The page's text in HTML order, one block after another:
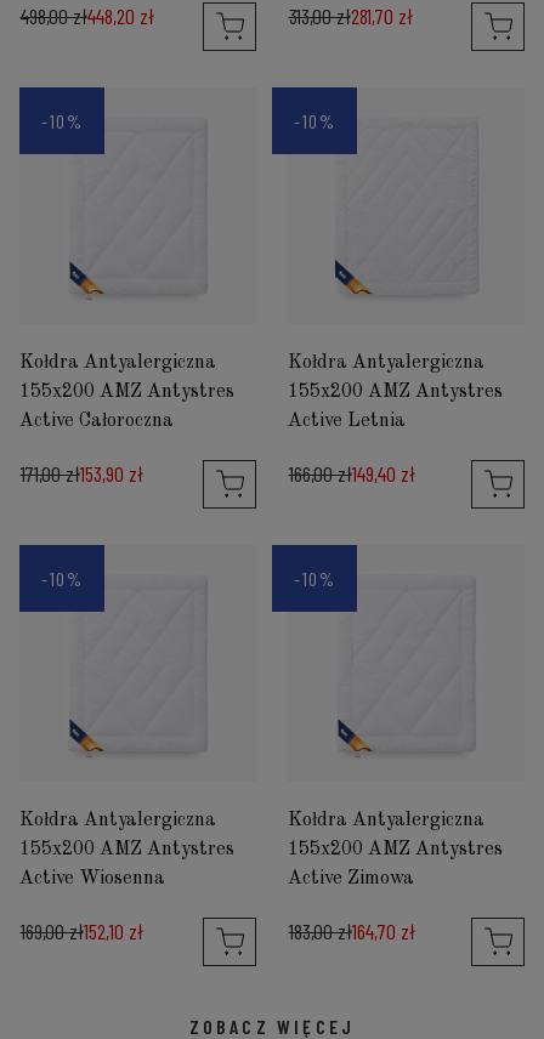
498,00 zł448,20 zł 313,00 zł281,70 zł
Kołdra Antyalergiczna
155x200 AMZ Antystres
Active Całoroczna
171,00 zł153,90 zł
-10%
Kołdra Antyalergiczna
155x200 AMZ Antystres
Active Letnia
166,00 zł149,40 zł
-10%
Kołdra Antyalergiczna
155x200 AMZ Antystres
Active Wiosenna
169,00 zł152,10 zł
-10%
Kołdra Antyalergiczna
155x200 AMZ Antystres
Active Zimowa
183,00 zł164,70 zł
-10%
ZOBACZ WIĘCEJ